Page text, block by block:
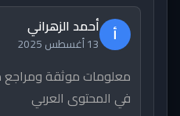
أ أحمد الزهراني
13 أغسطس 2025
معلومات موثقة ومراجع
في المحتوى العربي